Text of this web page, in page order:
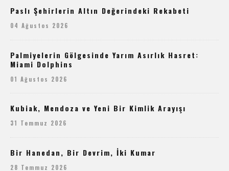
Paslı Şehirlerin Altın Değerindeki Rekabeti
04 Ağustos 2026
Palmiyelerin Gölgesinde Yarım Asırlık Hasret:
Miami Dolphins
01 Ağustos 2026
Kubiak, Mendoza ve Yeni Bir Kimlik Arayışı
31 Temmuz 2026
Bir Hanedan, Bir Devrim, İki Kumar
28 Temmuz 2026